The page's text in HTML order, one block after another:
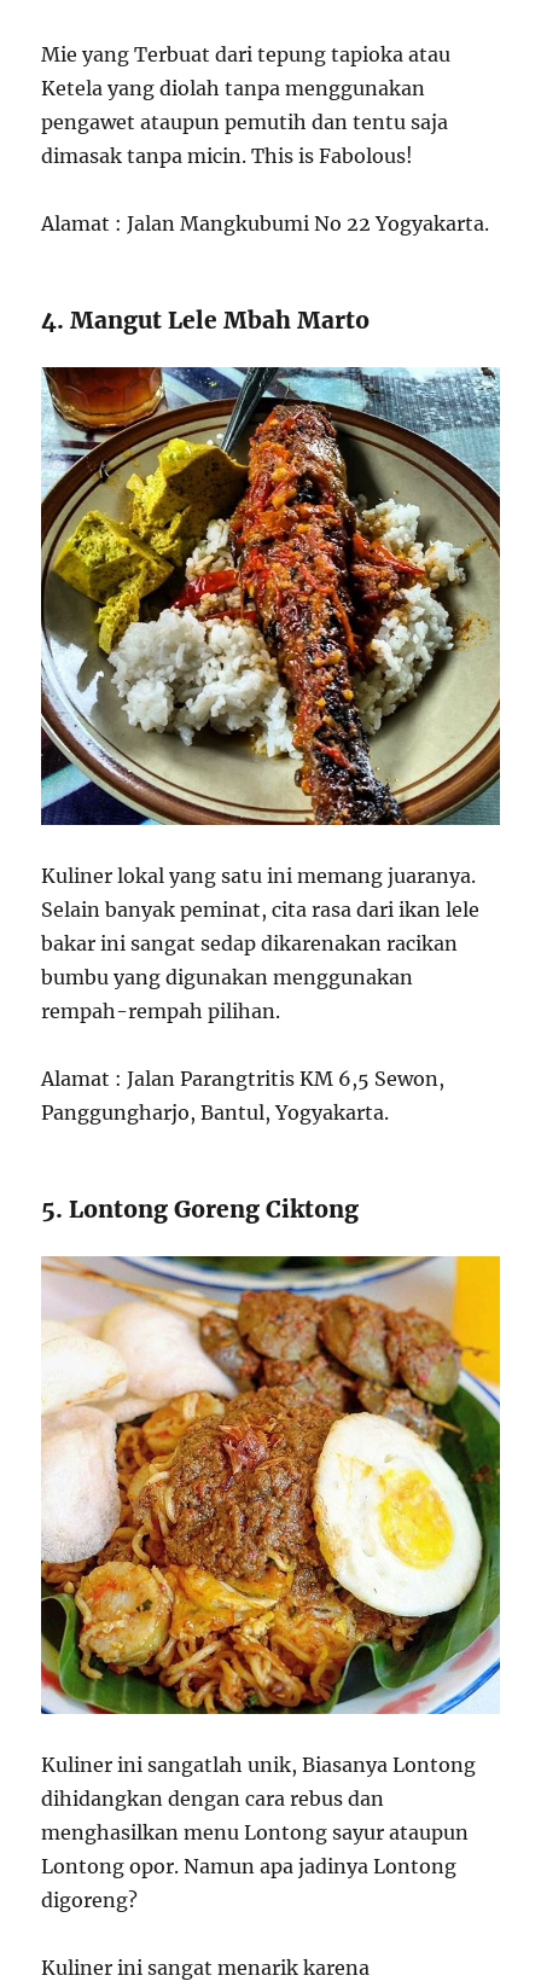
Mie yang Terbuat dari tepung tapioka atau
Ketela yang diolah tanpa menggunakan
pengawet ataupun pemutih dan tentu saja
dimasak tanpa micin. This is Fabolous!
Alamat : Jalan Mangkubumi No 22 Yogyakarta.
4. Mangut Lele Mbah Marto
Kuliner lokal yang satu ini memang juaranya.
Selain banyak peminat, cita rasa dari ikan lele
bakar ini sangat sedap dikarenakan racikan
bumbu yang digunakan menggunakan
rempah-rempah pilihan.
Alamat : Jalan Parangtritis KM 6,5 Sewon,
Panggungharjo, Bantul, Yogyakarta.
5. Lontong Goreng Ciktong
Kuliner ini sangatlah unik, Biasanya Lontong
dihidangkan dengan cara rebus dan
menghasilkan menu Lontong sayur ataupun
Lontong opor. Namun apa jadinya Lontong
digoreng?
Kuliner ini sangat menarik karena